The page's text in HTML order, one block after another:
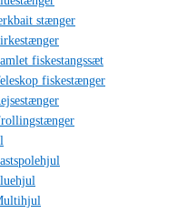
stænger
fiskestangssæt
fiskestænger